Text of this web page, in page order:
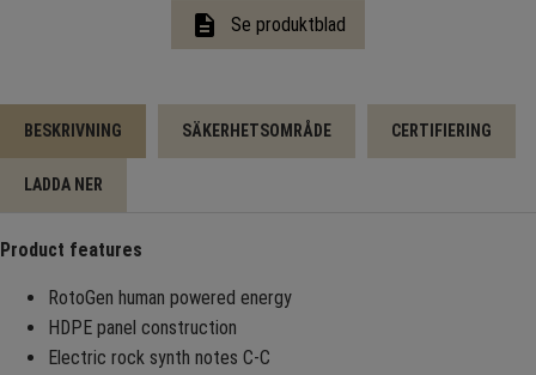
description Se produktblad
BESKRIVNING SÄKERHETSOMRÅDE CERTIFIERING
LADDA NER
Product features
RotoGen human powered energy
HDPE panel construction
Electric rock synth notes C-C